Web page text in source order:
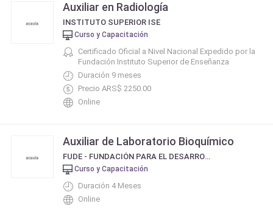
Auxiliar en Radiología
INSTITUTO SUPERIOR ISE
Curso y Capacitación
Certificado Oficial a Nivel Nacional Expedido por la
Fundación Instituto Superior de Enseñanza
Duración 9 meses
Precio ARS$ 2250.00
Online
Auxiliar de Laboratorio Bioquímico
FUDE - FUNDACIÓN PARA EL DESARROLLO EDUCATIVO
Curso y Capacitación
Duración 4 Meses
Online